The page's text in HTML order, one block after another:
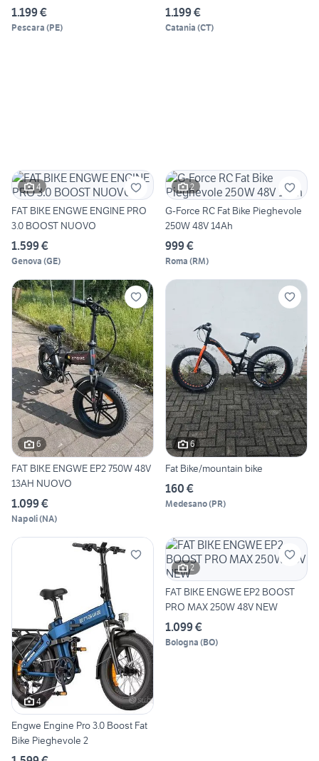
1.199 €
Pescara (PE)
1.199 €
Catania (CT)
4
FAT BIKE ENGWE ENGINE PRO
3.0 BOOST NUOVO
1.599 €
Genova (GE)
2
G-Force RC Fat Bike Pieghevole
250W 48V 14Ah
999 €
Roma (RM)
6
FAT BIKE ENGWE EP2 750W 48V
13AH NUOVO
1.099 €
Napoli(NA)
6
Fat Bike/mountain bike
160 €
Medesano(PR)
4
Engwe Engine Pro 3.0 Boost Fat
Bike Pieghevole 2
2
FAT BIKE ENGWE EP2 BOOST
PRO MAX 250W 48V NEW
1.099 €
Bologna (BO)